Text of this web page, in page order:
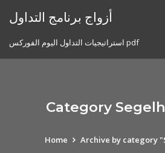
أزواج برنامج التداول
استراتيجيات التداول اليوم الفوركس pdf
Category
Home Archive by category